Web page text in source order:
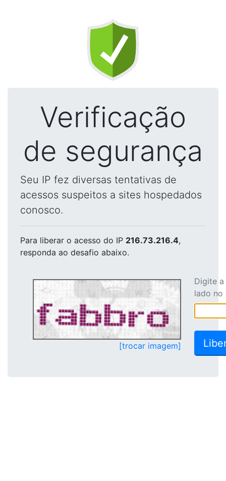
Verificação
de segurança
Seu IP fez diversas tentativas de
acessos suspeitos a sites hospedados
conosco.
Para liberar o acesso do IP 216.73.216.4,
responda ao desafio abaixo.
[trocar imagem]
Digite
lado no